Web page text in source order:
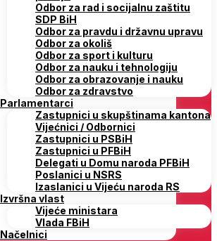
Odbor za rad i socijalnu zaštitu
SDP BiH
Odbor za pravdu i državnu upravu
Odbor za okoliš
Odbor za sport i kulturu
Odbor za nauku i tehnologiju
Odbor za obrazovanje i nauku
Odbor za zdravstvo
Parlamentarci
Zastupnici u skupštinama kantona
Vijećnici / Odbornici
Zastupnici u PSBiH
Zastupnici u PFBiH
Delegati u Domu naroda PFBiH
Poslanici u NSRS
Izaslanici u Vijeću naroda RS
Izvršna vlast
Vijeće ministara
Vlada FBiH
Načelnici